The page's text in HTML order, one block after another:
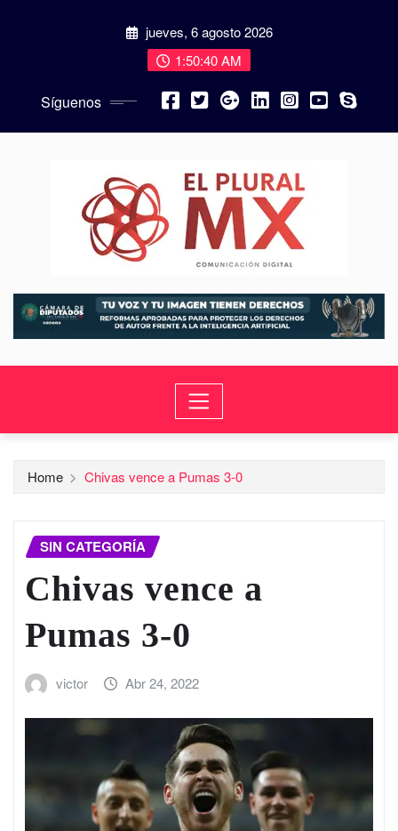
jueves, 6 agosto 2026
1:50:42 AM
Síguenos
Home Chivas vence a Pumas 3-0
SIN CATEGORÍA
Chivas vence a
Pumas 3-0
victor Abr 24, 2022